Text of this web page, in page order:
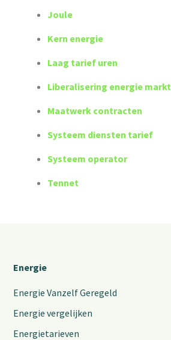
Joule
Kern energie
Laag tarief uren
Liberalisering energie markt
Maatwerk contracten
Systeem diensten tarief
Systeem operator
Tennet
Energie
Energie Vanzelf Geregeld
Energie vergelijken
Energietarieven